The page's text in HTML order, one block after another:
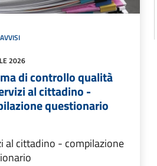
AVVISI
2026
di controllo qualità
al cittadino -
questionario
al cittadino - compilazione